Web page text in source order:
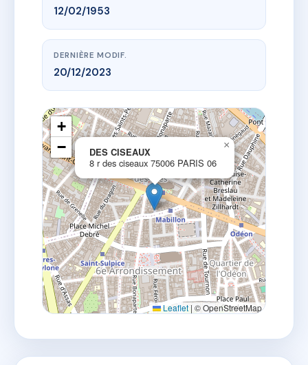
12/02/1953
DERNIÈRE MODIF.
20/12/2023
DES CISEAUX
8 r des ciseaux 75006 PARIS 06
×
+
−
Leaflet | © OpenStreetMap